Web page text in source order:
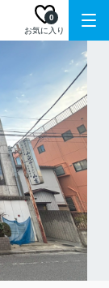
お気に入り
0